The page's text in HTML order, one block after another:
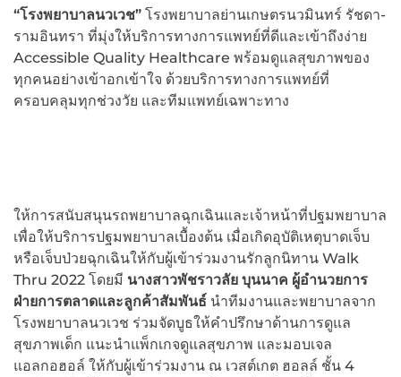
“โรงพยาบาลนวเวช” โรงพยาบาลย่านเกษตรนวมินทร์ รัชดา-
รามอินทรา ที่มุ่งให้บริการทางการแพทย์ที่ดีและเข้าถึงง่าย
Accessible Quality Healthcare พร้อมดูแลสุขภาพของ
ทุกคนอย่างเข้าอกเข้าใจ ด้วยบริการทางการแพทย์ที่
ครอบคลุมทุกช่วงวัย และทีมแพทย์เฉพาะทาง
ให้การสนับสนุนรถพยาบาลฉุกเฉินและเจ้าหน้าที่ปฐมพยาบาล
เพื่อให้บริการปฐมพยาบาลเบื้องต้น เมื่อเกิดอุบัติเหตุบาดเจ็บ
หรือเจ็บป่วยฉุกเฉินให้กับผู้เข้าร่วมงานรักลูกนิทาน Walk
Thru 2022 โดยมี นางสาวพัชราวลัย บุนนาค ผู้อำนวยการ
ฝ่ายการตลาดและลูกค้าสัมพันธ์ นำทีมงานและพยาบาลจาก
โรงพยาบาลนวเวช ร่วมจัดบูธให้คำปรึกษาด้านการดูแล
สุขภาพเด็ก แนะนำแพ็กเกจดูแลสุขภาพ และมอบเจล
แอลกอฮอล์ ให้กับผู้เข้าร่วมงาน ณ เวสต์เกต ฮอลล์ ชั้น 4